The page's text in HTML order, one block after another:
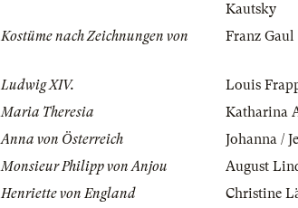
Kautsky
Kostüme nach Zeichnungen von
Franz Gaul
Ludwig XIV.
Louis
Maria Theresia
Katharina
Anna von Österreich
Johanna /
Monsieur Philipp von Anjou
August
Henriette von England
Christine